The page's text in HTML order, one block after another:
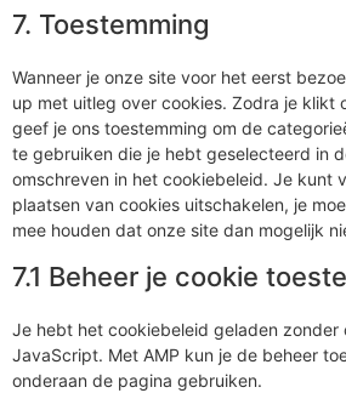
7. Toestemming
Wanneer je onze site voor het eerst
up met uitleg over cookies. Zodra je klikt
geef je ons toestemming om de
te gebruiken die je hebt geselecteerd in
omschreven in het cookiebeleid. Je kunt
plaatsen van cookies uitschakelen, je
mee houden dat onze site dan mogelijk
7.1 Beheer je cookie
Je hebt het cookiebeleid geladen zonder
JavaScript. Met AMP kun je de beheer
onderaan de pagina gebruiken.